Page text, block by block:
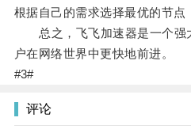
根据自己的需求选择最优的节点
总之，飞飞加速器是一个强
户在网络世界中更快地前进。
#3#
评论